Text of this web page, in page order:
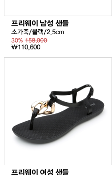
프리웨이 남성 샌들
소가죽/블랙/2.5cm
30%158,000
₩110,600
프리웨이 여성 샌들